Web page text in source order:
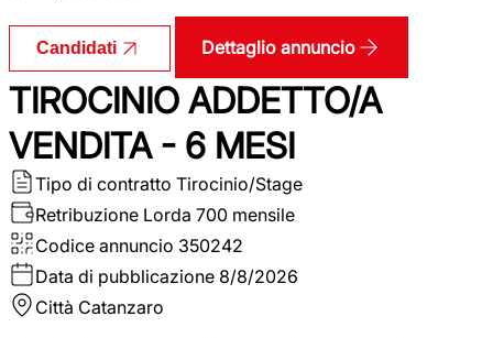
Candidati Dettaglio annuncio
TIROCINIO ADDETTO/A
VENDITA - 6 MESI
Tipo di contratto Tirocinio/Stage
Retribuzione Lorda 700 mensile
Codice annuncio 350242
Data di pubblicazione 8/8/2026
Città Catanzaro